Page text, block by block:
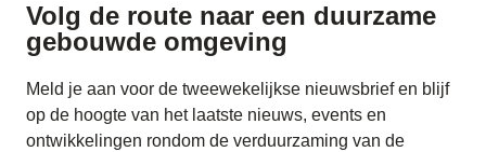
Volg de route naar een duurzame
gebouwde omgeving
Meld je aan voor de tweewekelijkse nieuwsbrief en blijf
op de hoogte van het laatste nieuws, events en
ontwikkelingen rondom de verduurzaming van de